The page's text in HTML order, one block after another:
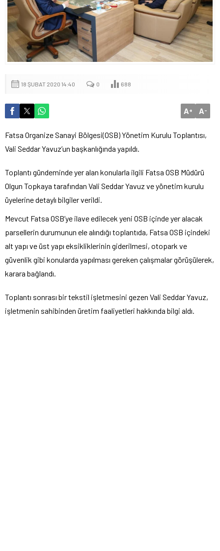
18 ŞUBAT 2020 14:40 0 688
A+ A-
Fatsa Organize Sanayi Bölgesi(OSB) Yönetim Kurulu Toplantısı,
Vali Seddar Yavuz’un başkanlığında yapıldı.
Toplantı gündeminde yer alan konularla ilgili Fatsa OSB Müdürü
Olgun Topkaya tarafından Vali Seddar Yavuz ve yönetim kurulu
üyelerine detaylı bilgiler verildi.
Mevcut Fatsa OSB’ye ilave edilecek yeni OSB içinde yer alacak
parsellerin durumunun ele alındığı toplantıda, Fatsa OSB içindeki
alt yapı ve üst yapı eksikliklerinin giderilmesi, otopark ve
güvenlik gibi konularda yapılması gereken çalışmalar görüşülerek,
karara bağlandı.
Toplantı sonrası bir tekstil işletmesini gezen Vali Seddar Yavuz,
işletmenin sahibinden üretim faaliyetleri hakkında bilgi aldı.